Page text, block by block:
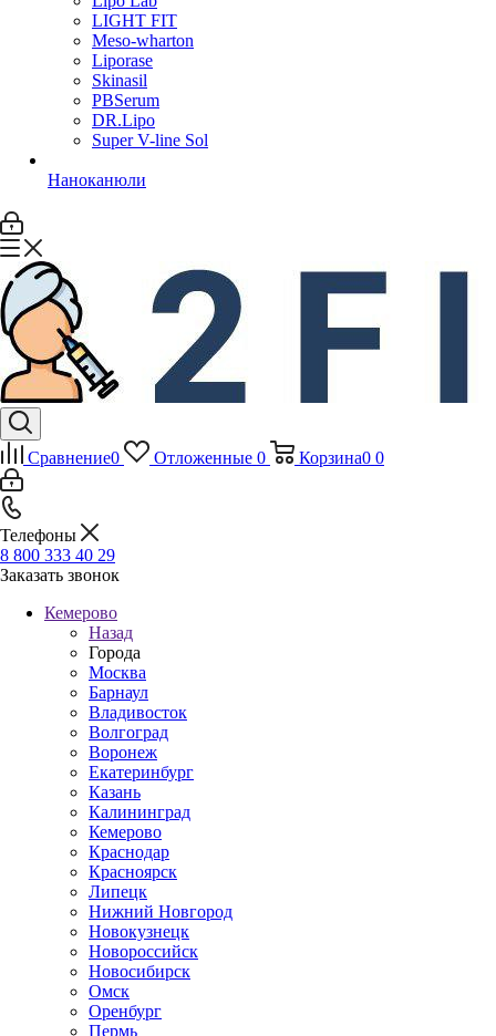
LIGHT FIT
Meso-wharton
Liporase
Skinasil
PBSerum
DR.Lipo
Super V-line Sol
Наноканюли
Сравнение0 Отложенные 0 Корзина0 0
Телефоны
8 800 333 40 29
Заказать звонок
Кемерово
Назад
Города
Москва
Барнаул
Владивосток
Волгоград
Воронеж
Екатеринбург
Казань
Калининград
Кемерово
Краснодар
Красноярск
Липецк
Нижний Новгород
Новокузнецк
Новороссийск
Новосибирск
Омск
Оренбург
Пермь